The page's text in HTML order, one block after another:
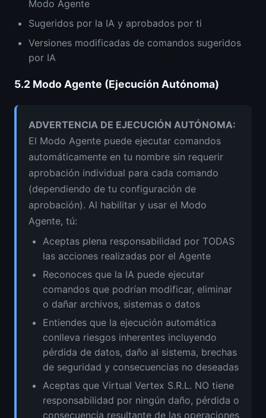
Modo Agente
Sugeridos por la IA y aprobados por ti
Versiones modificadas de comandos sugeridos
por IA
5.2 Modo Agente (Ejecución Autónoma)
ADVERTENCIA DE EJECUCIÓN AUTÓNOMA:
El Modo Agente puede ejecutar comandos
automáticamente en tu nombre sin requerir
aprobación individual para cada comando
(dependiendo de tu configuración de
aprobación). Al habilitar y usar el Modo
Agente, tú:
Aceptas plena responsabilidad por TODAS
las acciones realizadas por el Agente
Reconoces que la IA puede ejecutar
comandos que podrían modificar, eliminar
o dañar archivos, sistemas o datos
Entiendes que la ejecución automática
conlleva riesgos inherentes incluyendo
pérdida de datos, daño al sistema, brechas
de seguridad y consecuencias no deseadas
Aceptas que Virtual Vertex S.R.L. NO tiene
responsabilidad por ningún daño, pérdida o
consecuencia resultante de las operaciones